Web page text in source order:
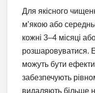
Для якісного
м’якою або
кожні 3–4 місяці
розшаровуватися.
можуть бути
забезпечують
видаляють більше